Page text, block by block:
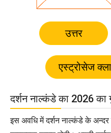
उत्तर
दर्शन नाल्कंडे का 2026
इस अवधि में दर्शन नाल्कंडे के अन्दर